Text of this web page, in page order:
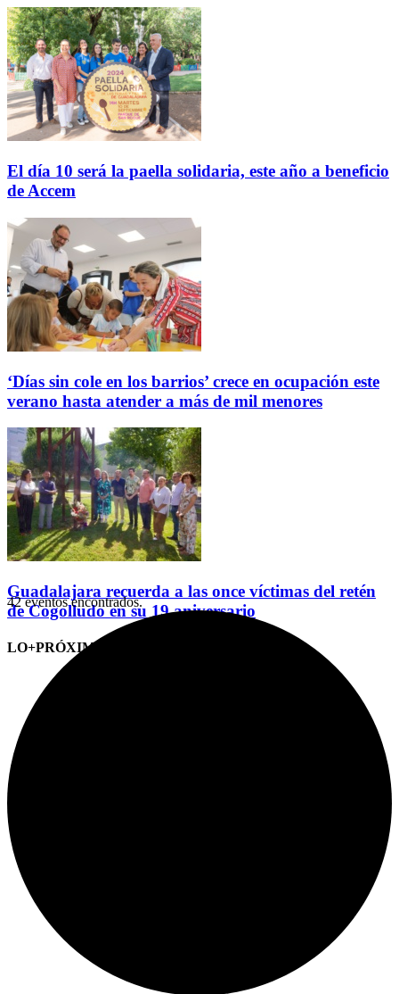
El día 10 será la paella solidaria, este año a beneficio
de Accem
‘Días sin cole en los barrios’ crece en ocupación este
verano hasta atender a más de mil menores
Guadalajara recuerda a las once víctimas del retén
de Cogolludo en su 19 aniversario
LO+PRÓXIMO (CITAS)
42 eventos encontrados.